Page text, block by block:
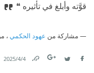
قوَّته وأبلغ في تأثيره ❝
مشاركة من عهود الحكمي ،
4‏/4‏/2025